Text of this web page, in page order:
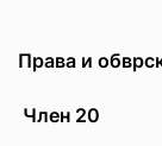
Права и
Член 20